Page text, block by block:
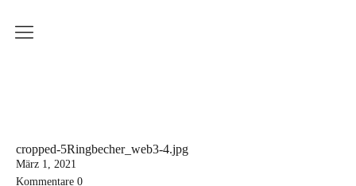
Serie Sinnliche Berührung
cropped-5Ringbecher_web3-4.jpg
März 1, 2021
Kommentare 0